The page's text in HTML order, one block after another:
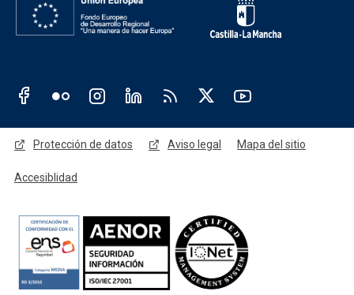
Redes sociales JCCM
Menú legal
Protección de datos Aviso legal Mapa del sitio
Accesiblidad